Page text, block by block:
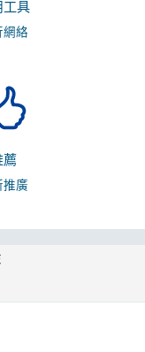
工具
網絡
薦
推廣